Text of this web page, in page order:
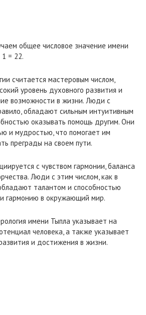
общее числовое значение имени
= 22.
считается мастеровым числом,
уровень духовного развития и
возможности в жизни. Люди с
обладают сильным интуитивным
оказывать помощь другим. Они
и мудростью, что помогает им
преграды на своем пути.
с чувством гармонии, баланса
Люди с этим числом, как в
талантом и способностью
гармонию в окружающий мир.
имени Тыпла указывает на
человека, а также указывает
и достижения в жизни.